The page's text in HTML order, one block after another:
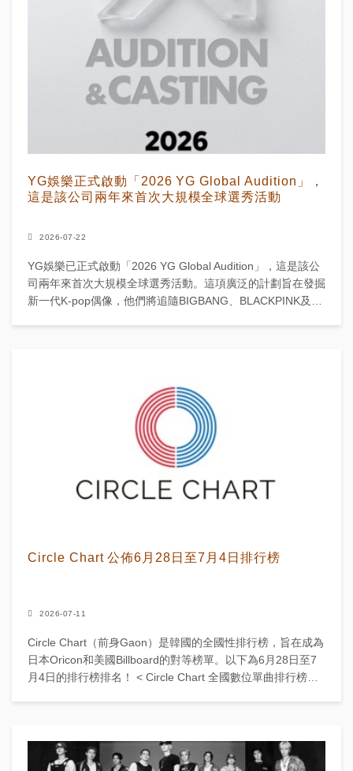
YG娛樂正式啟動「2026 YG Global Audition」，
這是該公司兩年來首次大規模全球選秀活動
2026-07-22
YG娛樂已正式啟動「2026 YG Global Audition」，這是該公
司兩年來首次大規模全球選秀活動。這項廣泛的計劃旨在發掘
新一代K-pop偶像，他們將追隨BIGBANG、BLACKPINK及
Circle Chart 公佈6月28日至7月4日排行榜
2026-07-11
Circle Chart（前身Gaon）是韓國的全國性排行榜，旨在成為
日本Oricon和美國Billboard的對等榜單。以下為6月28日至7
月4日的排行榜排名！ < Circle Chart 全國數位單曲排行榜